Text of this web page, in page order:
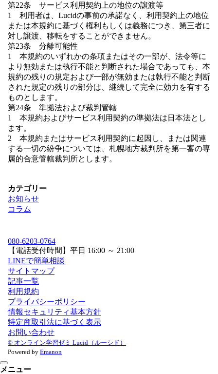
第22条 サービス利用契約上の地位の譲渡等
1 利用者は、Lucidの事前の承諾なく、利用契約上の地位
または本規約に基づく権利もしくは義務につき、第三者に
対し譲渡、移転をすることができません。
第23条 分離可能性
1 本規約のいずれかの条項またはその一部が、法令等に
より無効または執行不能と判断された場合であっても、本
規約の残りの規定および一部が無効または執行不能と判断
された規定の残りの部分は、継続して完全に効力を有する
ものとします。
第24条 準拠法および裁判管轄
1 本規約およびサービス利用契約の準拠法は日本法とし
ます。
2 本規約またはサービス利用契約に起因し、または関連
する一切の紛争については、札幌地方裁判所を第一審の専
属的合意管轄裁判所とします。
カテゴリー
お知らせ
コラム
080-6203-0764
【電話受付時間】平日 16:00 ～ 21:00
LINEで簡単相談
サイトマップ
記事一覧
利用規約
プライバシーポリシー
情報セキュリティ基本方針
特定商取引法に基づく表示
お問い合わせ
© オンライン学習ゼミ Lucid（ルーシド）
Powered by Emanon
メニュー